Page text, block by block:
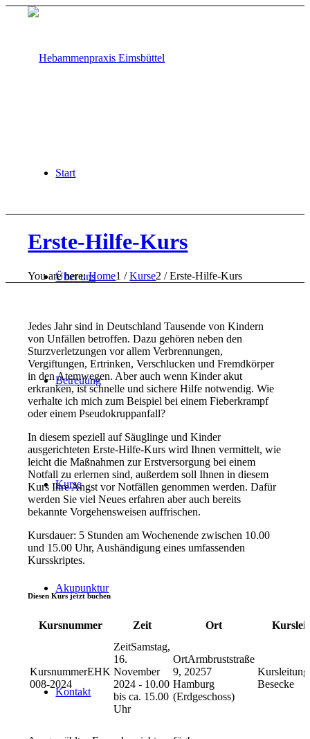
Start
Über uns
Betreuung
Kurse
Akupunktur
Kontakt
Erste-Hilfe-Kurs
You are here: Home1 / Kurse2 / Erste-Hilfe-Kurs
Jedes Jahr sind in Deutschland Tausende von Kindern
von Unfällen betroffen. Dazu gehören neben den
Sturzverletzungen vor allem Verbrennungen,
Vergiftungen, Ertrinken, Verschlucken und Fremdkörper
in den Atemwegen. Aber auch wenn Kinder akut
erkranken, ist schnelle und sichere Hilfe notwendig. Wie
verhalte ich mich zum Beispiel bei einem Fieberkrampf
oder einem Pseudokruppanfall?
In diesem speziell auf Säuglinge und Kinder
ausgerichteten Erste-Hilfe-Kurs wird Ihnen vermittelt, wie
leicht die Maßnahmen zur Erstversorgung bei einem
Notfall zu erlernen sind, außerdem soll Ihnen in diesem
Kurs Ihre Angst vor Notfällen genommen werden. Dafür
werden Sie viel Neues erfahren aber auch bereits
bekannte Vorgehensweisen auffrischen.
Kursdauer: 5 Stunden am Wochenende zwischen 10.00
und 15.00 Uhr, Aushändigung eines umfassenden
Kursskriptes.
Diesen Kurs jetzt buchen
Kursnummer Zeit Ort
EHK
008-2024
Samstag,
16.
November
2024 - 10.00
bis ca. 15.00
Uhr
Armbruststraße
9, 20257
Hamburg
(Erdgeschoss)
Besecke